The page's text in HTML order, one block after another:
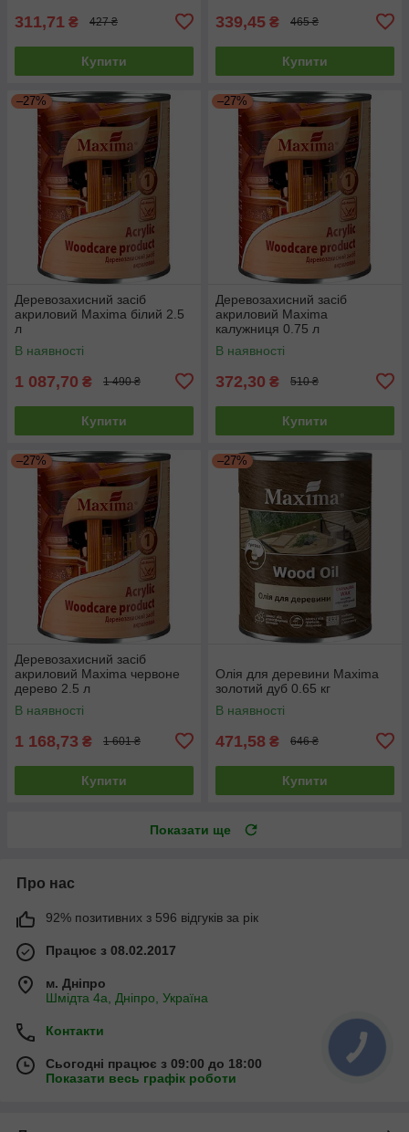
311,71 ₴ 427 ₴
Купити
339,45 ₴ 465 ₴
Купити
–27%
Деревозахисний засіб
акриловий Maxima білий 2.5
л
В наявності
1 087,70 ₴ 1 490 ₴
Купити
–27%
Деревозахисний засіб
акриловий Maxima
калужниця 0.75 л
В наявності
372,30 ₴ 510 ₴
Купити
–27%
Деревозахисний засіб
акриловий Maxima червоне
дерево 2.5 л
В наявності
1 168,73 ₴ 1 601 ₴
Купити
–27%
Олія для деревини Maxima
золотий дуб 0.65 кг
В наявності
471,58 ₴ 646 ₴
Купити
Показати ще
Про нас
92% позитивних з 596 відгуків за рік
Працює з 08.02.2017
м. Дніпро
Шмідта 4а, Дніпро, Україна
Контакти
Сьогодні працює з 09:00 до 18:00
Показати весь графік роботи